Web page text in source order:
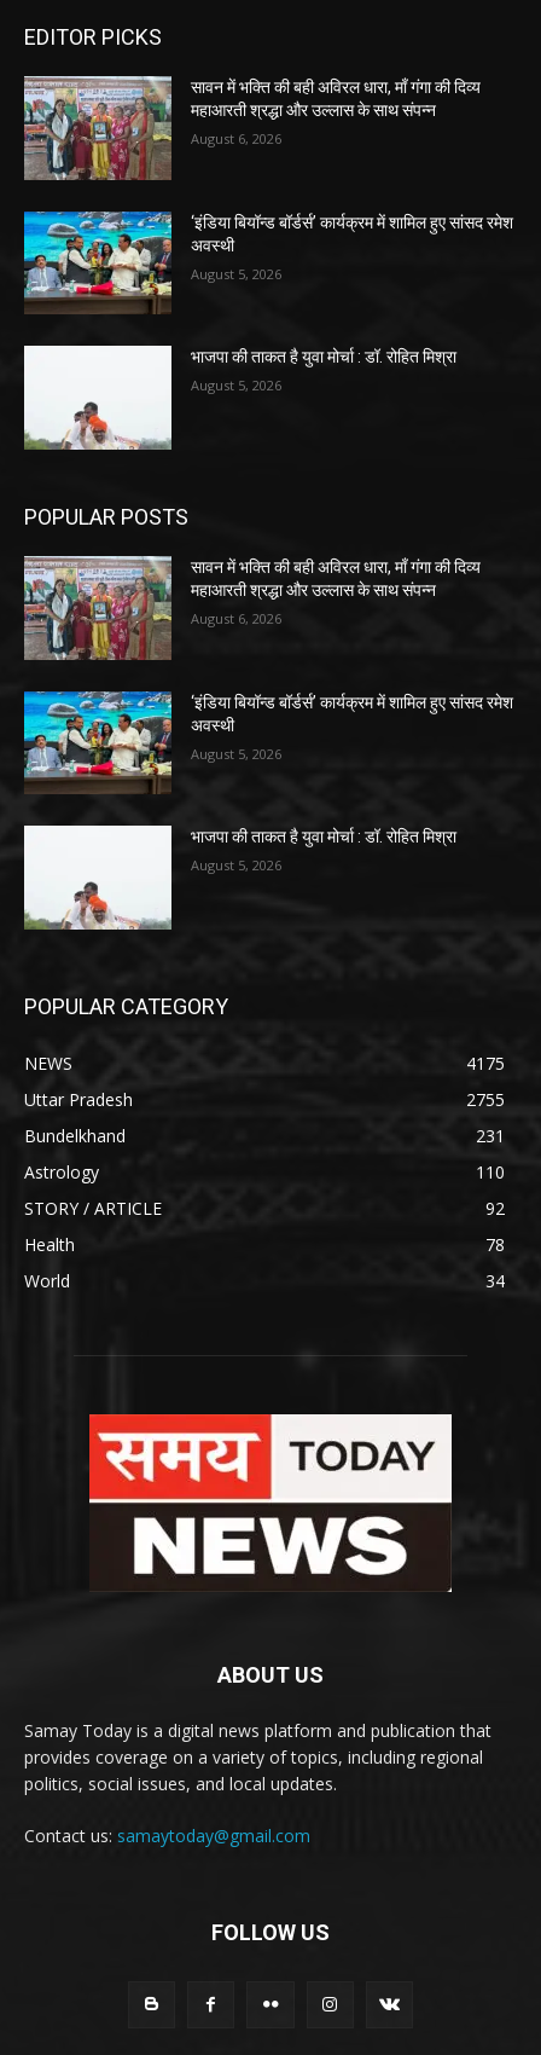
EDITOR PICKS
सावन में भक्ति की बही अविरल धारा, माँ गंगा की दिव्य
महाआरती श्रद्धा और उल्लास के साथ संपन्न
August 6, 2026
‘इंडिया बियॉन्ड बॉर्डर्स’ कार्यक्रम में शामिल हुए सांसद रमेश
अवस्थी
August 5, 2026
भाजपा की ताकत है युवा मोर्चा : डॉ. रोहित मिश्रा
August 5, 2026
POPULAR POSTS
सावन में भक्ति की बही अविरल धारा, माँ गंगा की दिव्य
महाआरती श्रद्धा और उल्लास के साथ संपन्न
August 6, 2026
‘इंडिया बियॉन्ड बॉर्डर्स’ कार्यक्रम में शामिल हुए सांसद रमेश
अवस्थी
August 5, 2026
भाजपा की ताकत है युवा मोर्चा : डॉ. रोहित मिश्रा
August 5, 2026
POPULAR CATEGORY
NEWS
4175
Uttar Pradesh
2755
Bundelkhand
231
Astrology
110
STORY / ARTICLE
92
Health
78
World
34
ABOUT US
Samay Today is a digital news platform and publication that
provides coverage on a variety of topics, including regional
politics, social issues, and local updates.
Contact us: samaytoday@gmail.com
FOLLOW US